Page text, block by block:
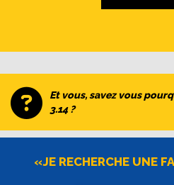
Et vous, savez vous
3.14 ?
«JE RECHERCHE UNE